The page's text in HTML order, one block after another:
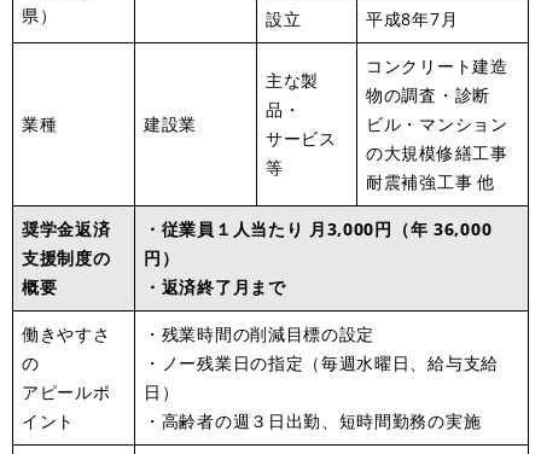
県）
設立 平成8年7月
業種 建設業
主な製
品・
サービス
等
コンクリート建造
物の調査・診断
ビル・マンション
の大規模修繕工事
耐震補強工事 他
奨学金返済
支援制度の
概要
・従業員１人当たり 月3,000円（年 36,000
円）
・返済終了月まで
働きやすさ
の
アピールポ
イント
・残業時間の削減目標の設定
・ノー残業日の指定（毎週水曜日、給与支給
日）
・高齢者の週３日出勤、短時間勤務の実施